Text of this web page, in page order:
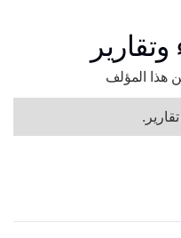
هذا المؤلف